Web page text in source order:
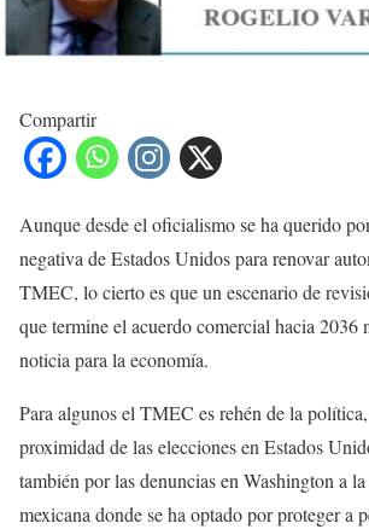
Compartir
Aunque desde el oficialismo se ha querido
negativa de Estados Unidos para renovar
TMEC, lo cierto es que un escenario de
que termine el acuerdo comercial hacia 2036
noticia para la economía.
Para algunos el TMEC es rehén de la
proximidad de las elecciones en Estados
también por las denuncias en Washington a
mexicana donde se ha optado por proteger a